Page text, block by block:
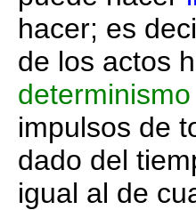
hacer; es
de los actos
determinismo
impulsos de
dado del
igual al de